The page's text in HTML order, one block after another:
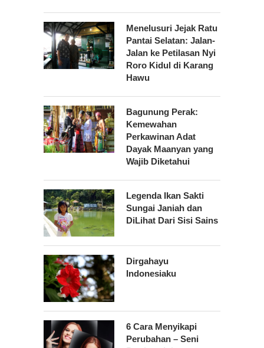
Menelusuri Jejak Ratu
Pantai Selatan: Jalan-
Jalan ke Petilasan Nyi
Roro Kidul di Karang
Hawu
Bagunung Perak:
Kemewahan
Perkawinan Adat
Dayak Maanyan yang
Wajib Diketahui
Legenda Ikan Sakti
Sungai Janiah dan
DiLihat Dari Sisi Sains
Dirgahayu
Indonesiaku
6 Cara Menyikapi
Perubahan – Seni